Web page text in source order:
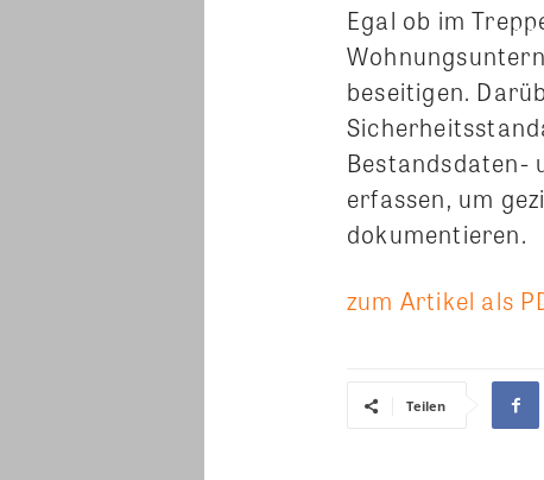
Egal ob im
beseitigen.
Bestandsdaten-
erfassen, um
dokumentieren.
zum Artikel als
Teilen